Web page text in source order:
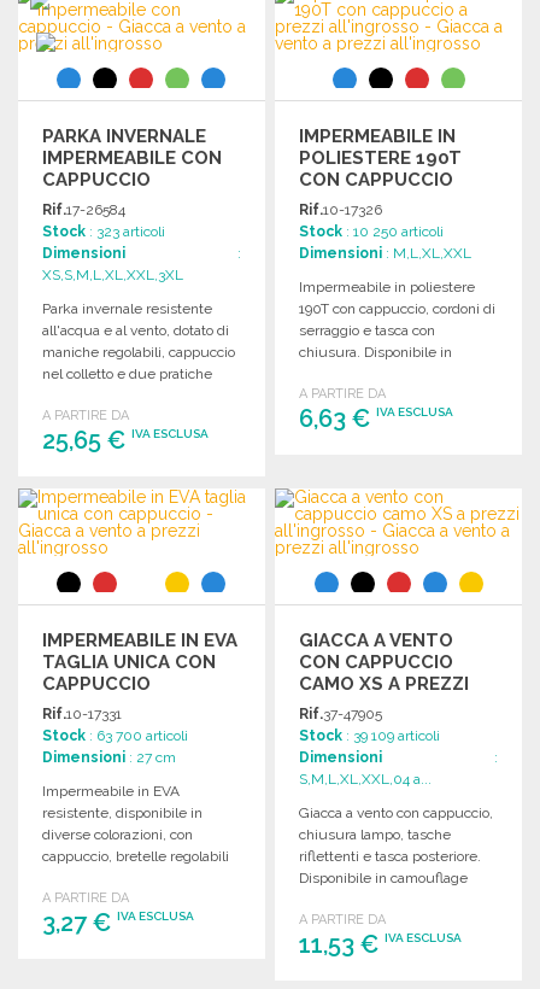
Richiedi un preventivo
PARKA INVERNALE
IMPERMEABILE CON
CAPPUCCIO
Rif.17-26584
Stock : 323 articoli
Dimensioni :
XS,S,M,L,XL,XXL,3XL
Parka invernale resistente
all'acqua e al vento, dotato di
maniche regolabili, cappuccio
nel colletto e due pratiche
A PARTIRE DA
25,65 € IVA ESCLUSA
ORDINARE
Richiedi un preventivo
IMPERMEABILE IN
POLIESTERE 190T
CON CAPPUCCIO
Rif.10-17326
Stock : 10 250 articoli
Dimensioni : M,L,XL,XXL
Impermeabile in poliestere
190T con cappuccio, cordoni di
serraggio e tasca con
chiusura. Disponibile in
A PARTIRE DA
6,63 €IVA ESCLUSA
Richiedi un preventivo
IMPERMEABILE IN EVA
TAGLIA UNICA CON
CAPPUCCIO
Rif.10-17331
Stock : 63 700 articoli
Dimensioni : 27 cm
Impermeabile in EVA
resistente, disponibile in
diverse colorazioni, con
cappuccio, bretelle regolabili
adulti.
A PARTIRE DA
3,27 € IVA ESCLUSA
GIACCA A VENTO
CON CAPPUCCIO
CAMO XS A PREZZI
ALL'INGROSSO
Rif.37-47905
Stock : 39 109 articoli
Dimensioni :
S,M,L,XL,XXL,04 a...
Giacca a vento con cappuccio,
chiusura lampo, tasche
riflettenti e tasca posteriore.
Disponibile in camouflage
A PARTIRE DA
11,53 €IVA ESCLUSA